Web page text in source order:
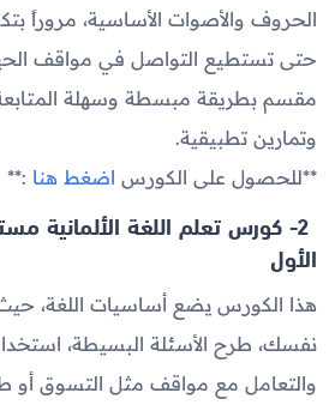
الحروف والأصوات الأساسية، مروراً
حتى تستطيع التواصل في مواقف
مقسم بطريقة مبسطة وسهلة
وتمارين تطبيقية.
**للحصول على الكورس اضغط هنا :**
الأول
هذا الكورس يضع أساسيات اللغة،
نفسك، طرح الأسئلة البسيطة،
والتعامل مع مواقف مثل التسوق أو